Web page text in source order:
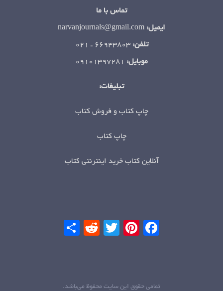
تماس با ما
ایمیل:
تلفن:66943803 ـ ۰۲۱
موبایل: ۰۹۱۰۱۳۹۷۲۸۱
تبلیغات:
چاپ کتاب و فروش کتاب
چاپ کتاب
آنلاین کتاب خرید اینترنتی کتاب
Facebook
Pinterest
Twitter
Reddit
تمامی حقوق این سایت محفوظ می‌باشد.